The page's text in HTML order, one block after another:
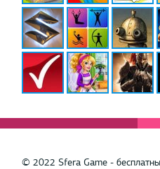
© 2022 Sfera Game -